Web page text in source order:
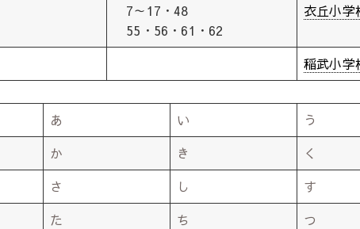
7～17・48
55・56・61・62
衣丘小学
稲武小学
あ い う
か き く
さ し す
た ち つ